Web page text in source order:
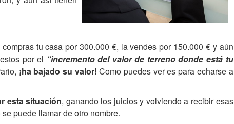
compras tu casa por 300.000 €, la vendes por 150.000 € y aún
por el “incremento del valor de terreno donde está tu
¡ha bajado su valor! Como puedes ver es para echarse a
esta situación, ganando los juicios y volviendo a recibir esas
puede llamar de otro nombre.